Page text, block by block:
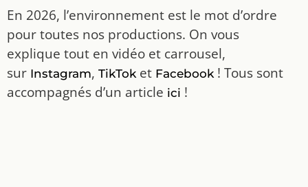
En 2026, l’environnement est le mot d’ordre
pour toutes nos productions. On vous
explique tout en vidéo et carrousel,
sur Instagram, TikToket Facebook! Tous sont
accompagnés d’un article ici !